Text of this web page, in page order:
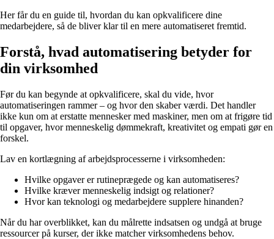
Her får du en guide til, hvordan du kan opkvalificere dine
medarbejdere, så de bliver klar til en mere automatiseret fremtid.
Forstå, hvad automatisering betyder for
din virksomhed
Før du kan begynde at opkvalificere, skal du vide, hvor
automatiseringen rammer – og hvor den skaber værdi. Det handler
ikke kun om at erstatte mennesker med maskiner, men om at frigøre tid
til opgaver, hvor menneskelig dømmekraft, kreativitet og empati gør en
forskel.
Lav en kortlægning af arbejdsprocesserne i virksomheden:
Hvilke opgaver er rutineprægede og kan automatiseres?
Hvilke kræver menneskelig indsigt og relationer?
Hvor kan teknologi og medarbejdere supplere hinanden?
Når du har overblikket, kan du målrette indsatsen og undgå at bruge
ressourcer på kurser, der ikke matcher virksomhedens behov.